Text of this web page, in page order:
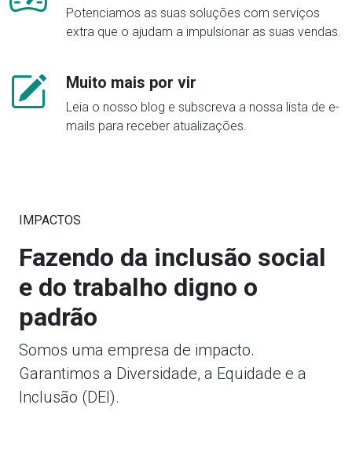
Potenciamos as suas soluções com serviços
extra que o ajudam a impulsionar as suas vendas.
Muito mais por vir
Leia o nosso blog e subscreva a nossa lista de e-
mails para receber atualizações.
IMPACTOS
Fazendo da inclusão social
e do trabalho digno o
padrão
Somos uma empresa de impacto.
Garantimos a Diversidade, a Equidade e a
Inclusão (DEI).